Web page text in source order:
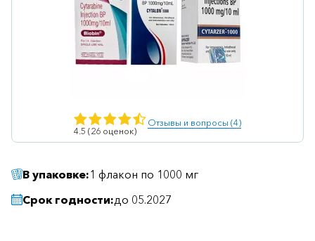
Ветеринарные
Витаминные
Гематологические
Гепатопротекторы
Гинекология
4.5 (26 оценок)
Отзывы и вопросы (4)
В упаковке:1 флакон по 1000 мг
Срок годности:до 05.2027